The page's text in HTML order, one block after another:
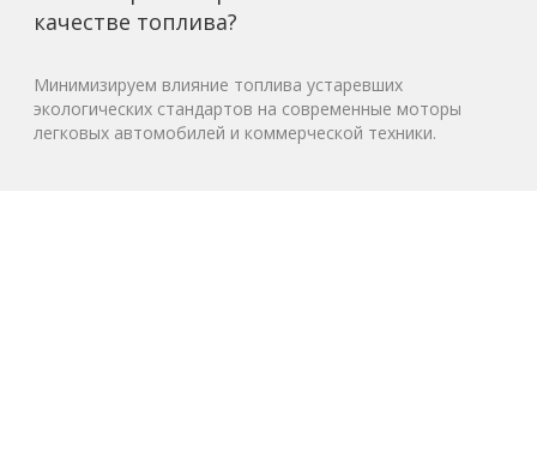
качестве топлива?
Минимизируем влияние топлива устаревших
экологических стандартов на современные моторы
легковых автомобилей и коммерческой техники.